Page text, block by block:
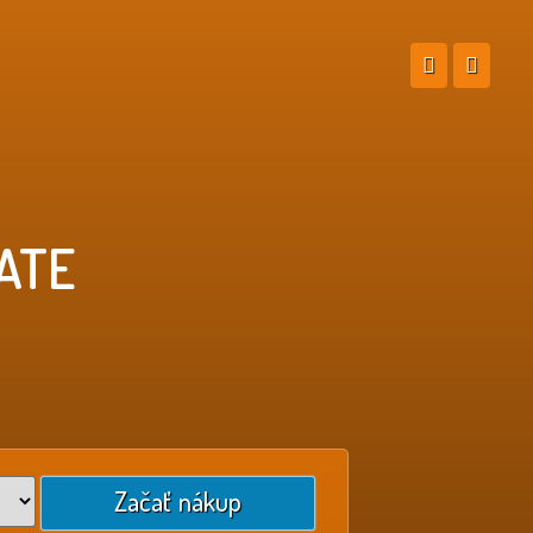
Začať nákup